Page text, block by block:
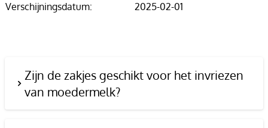
Verschijningsdatum:
2025-02-01
Zijn de zakjes geschikt voor het invriezen
van moedermelk?